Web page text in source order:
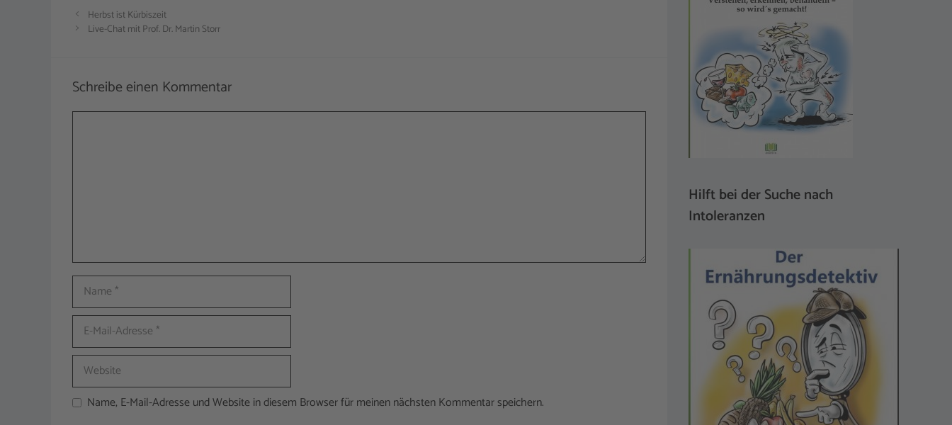
Herbst ist Kürbiszeit
Live-Chat mit Prof. Dr. Martin Storr
Schreibe einen Kommentar
Kommentar
Name
E-
Mail-
Adresse
Website
Name, E-Mail-Adresse und Website in diesem Browser für meinen nächsten Kommentar speichern.
Hilft bei der Suche nach
Intoleranzen